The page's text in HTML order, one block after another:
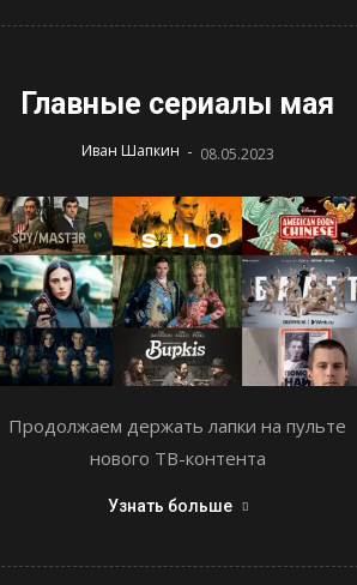
Главные сериалы мая
Иван Шапкин - 08.05.2023
Продолжаем держать лапки на пульте
нового ТВ-контента
Узнать больше